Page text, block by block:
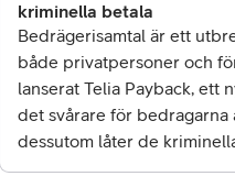
kriminella betala
Bedrägerisamtal är ett
både privatpersoner och
lanserat Telia Payback, ett
det svårare för bedragarna
dessutom låter de